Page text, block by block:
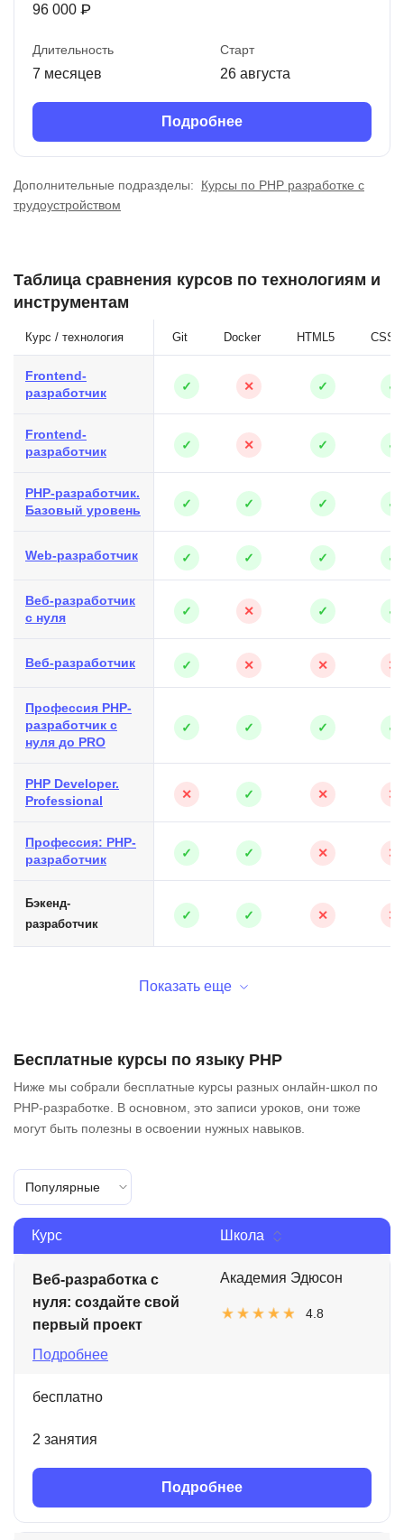
96 000 ₽
Длительность
7 месяцев
Старт
26 августа
Подробнее
Дополнительные подразделы:
Курсы по PHP разработке с
трудоустройством
Таблица сравнения курсов по технологиям и
инструментам
Курс / технология Git Docker HTML5 CSS3
Frontend-
разработчик
✓ ✕ ✓ ✓
Frontend-
разработчик
✓ ✕ ✓ ✓
PHP-разработчик.
Базовый уровень
✓ ✓ ✓ ✓
Web-разработчик ✓ ✓ ✓ ✓
Веб-разработчик
с нуля
✓ ✕ ✓ ✓
Веб-разработчик ✓ ✕ ✕ ✕
Профессия PHP-
разработчик с
нуля до PRO
✓ ✓ ✓ ✓
PHP Developer.
Professional
✕ ✓ ✕ ✕
Профессия: PHP-
разработчик
✓ ✓ ✕ ✕
Бэкенд-
разработчик
✓ ✓ ✕ ✕
Показать еще
Бесплатные курсы по языку PHP
Ниже мы собрали бесплатные курсы разных онлайн-школ по
PHP-разработке. В основном, это записи уроков, они тоже
могут быть полезны в освоении нужных навыков.
Популярные
Курс Школа
Веб-разработка с
нуля: создайте свой
первый проект
Подробнее
Академия Эдюсон
4.8
бесплатно
2 занятия
Подробнее